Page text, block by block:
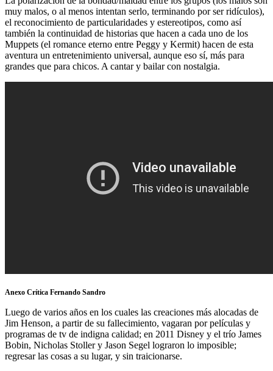
muy malos, o al menos intentan serlo, terminando por ser ridículos),
el reconocimiento de particularidades y estereotipos, como así
también la continuidad de historias que hacen a cada uno de los
Muppets (el romance eterno entre Peggy y Kermit) hacen de esta
aventura un entretenimiento universal, aunque eso sí, más para
grandes que para chicos. A cantar y bailar con nostalgia.
Anexo Crítica Fernando Sandro
Luego de varios años en los cuales las creaciones más alocadas de
Jim Henson, a partir de su fallecimiento, vagaran por películas y
programas de tv de indigna calidad; en 2011 Disney y el trío James
Bobin, Nicholas Stoller y Jason Segel lograron lo imposible;
regresar las cosas a su lugar, y sin traicionarse.